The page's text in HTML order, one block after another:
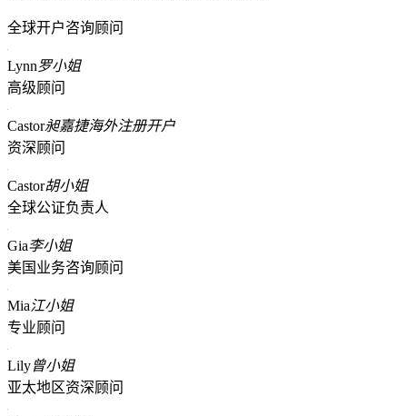
全球开户咨询顾问
Lynn罗小姐
高级顾问
Castor昶嘉捷海外注册开户
资深顾问
Castor胡小姐
全球公证负责人
Gia李小姐
美国业务咨询顾问
Mia江小姐
专业顾问
Lily曾小姐
亚太地区资深顾问